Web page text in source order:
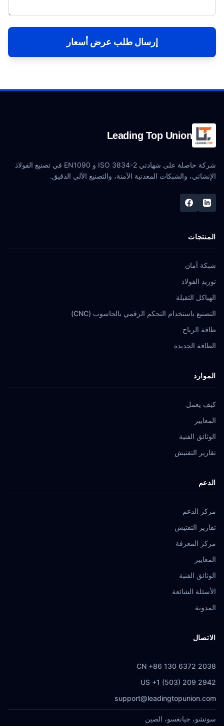
إرسال طلب عرض أسعار
Leading Top Union
شركة حاصلة على شهادتي ISO 3834-2 و EN1090 في تصنيع الفولاذ
الإنشائي، والشبكات المعدنية الآمنة، والتصنيع الآلي الدقيق.
المنتجات
شبكة أمان
توريد الفولاذ
الهياكل الثقيلة
التصنيع باستخدام التحكم الرقمي بالحاسوب (CNC)
طاقة الرياح
الطاقة الجديدة
الموارد
كيف يعمل
المعايير
الوثائق الفنية
تقارير التفتيش
الدعم
مركز الدعم
تقارير التفتيش
مركز المعرفة
المعايير
الوثائق الفنية
الأسئلة الشائعة
المدونة
الاتصال
CN +86 130 6372 2038
US +1 (503) 209 2942
support@leadingtopunion.com
سوتشو، جيانغسو، الصين